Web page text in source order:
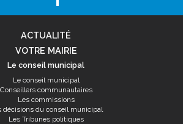
ACTUALITÉ
VOTRE MAIRIE
Le conseil municipal
Le conseil municipal
Conseillers communautaires
Les commissions
décisions du conseil municipal
Les Tribunes politiques